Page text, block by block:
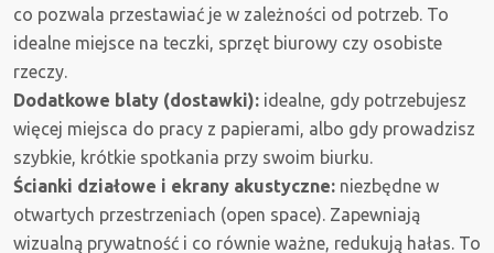
co pozwala przestawiać je w zależności od potrzeb. To
idealne miejsce na teczki, sprzęt biurowy czy osobiste
rzeczy.
Dodatkowe blaty (dostawki): idealne, gdy potrzebujesz
więcej miejsca do pracy z papierami, albo gdy prowadzisz
szybkie, krótkie spotkania przy swoim biurku.
Ścianki działowe i ekrany akustyczne: niezbędne w
otwartych przestrzeniach (open space). Zapewniają
wizualną prywatność i co równie ważne, redukują hałas. To